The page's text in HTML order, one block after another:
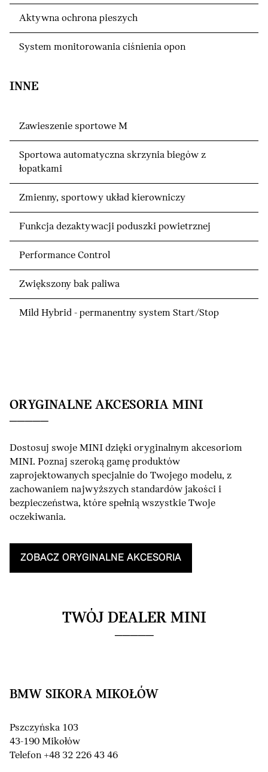
Aktywna ochrona pieszych
System monitorowania ciśnienia opon
INNE
Zawieszenie sportowe M
Sportowa automatyczna skrzynia biegów z
łopatkami
Zmienny, sportowy układ kierowniczy
Funkcja dezaktywacji poduszki powietrznej
Performance Control
Zwiększony bak paliwa
Mild Hybrid - permanentny system Start/Stop
ORYGINALNE AKCESORIA MINI
Dostosuj swoje MINI dzięki oryginalnym akcesoriom
MINI. Poznaj szeroką gamę produktów
zaprojektowanych specjalnie do Twojego modelu, z
zachowaniem najwyższych standardów jakości i
bezpieczeństwa, które spełnią wszystkie Twoje
oczekiwania.
ZOBACZ ORYGINALNE AKCESORIA
TWÓJ DEALER MINI
BMW SIKORA MIKOŁÓW
Pszczyńska 103
43-190 Mikołów
Telefon +48 32 226 43 46